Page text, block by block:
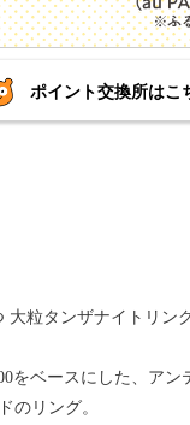
ポイント交換所はこ
粒タンザナイトリン
をベースにした、アン
のリング。